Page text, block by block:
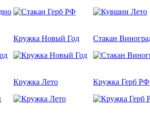
Кружка Новый Год Стакан
Кружка Лето Кружка Герб РФ